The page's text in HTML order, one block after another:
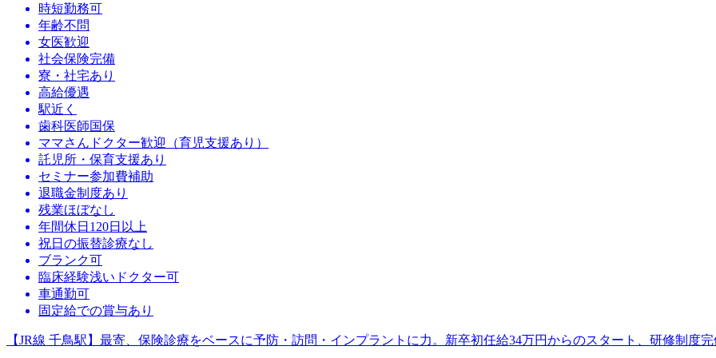
時短勤務可
年齢不問
女医歓迎
社会保険完備
寮・社宅あり
高給優遇
駅近く
歯科医師国保
ママさんドクター歓迎（育児支援あり）
託児所・保育支援あり
セミナー参加費補助
退職金制度あり
残業ほぼなし
年間休日120日以上
祝日の振替診療なし
ブランク可
臨床経験浅いドクター可
車通勤可
固定給での賞与あり
【JR線 千鳥駅】最寄、保険診療をベースに予防・訪問・インプラントに力。新卒初任給34万円からのスタート、研修制度完